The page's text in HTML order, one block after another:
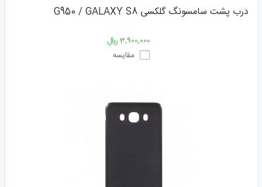
درب پشت سامسونگ گلکسی G950 / GALAXY S8
3,900,000 ﷼
مقایسه